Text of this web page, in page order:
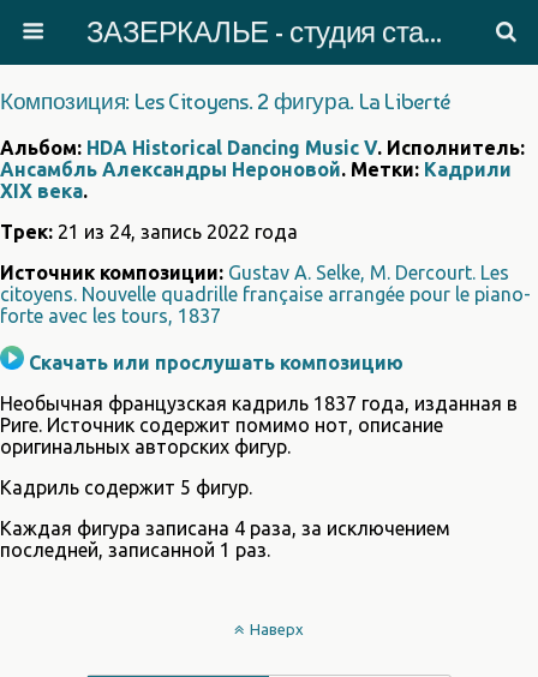
ЗАЗЕРКАЛЬЕ - студия старинного танца
Композиция: Les Citoyens. 2 фигура. La Liberté
Альбом: HDA Historical Dancing Music V. Исполнитель:
Ансамбль Александры Нероновой. Метки: Кадрили
XIX века.
Трек: 21 из 24, запись 2022 года
Источник композиции: Gustav A. Selke, M. Dercourt. Les
citoyens. Nouvelle quadrille française arrangée pour le piano-
forte avec les tours, 1837
Скачать или прослушать композицию
Необычная французская кадриль 1837 года, изданная в
Риге. Источник содержит помимо нот, описание
оригинальных авторских фигур.
Кадриль содержит 5 фигур.
Каждая фигура записана 4 раза, за исключением
последней, записанной 1 раз.
Наверх